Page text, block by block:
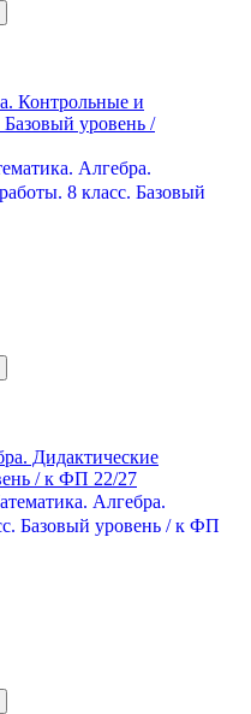
Алгебра.
8 класс. Базовый
Алгебра.
Базовый уровень / к ФП